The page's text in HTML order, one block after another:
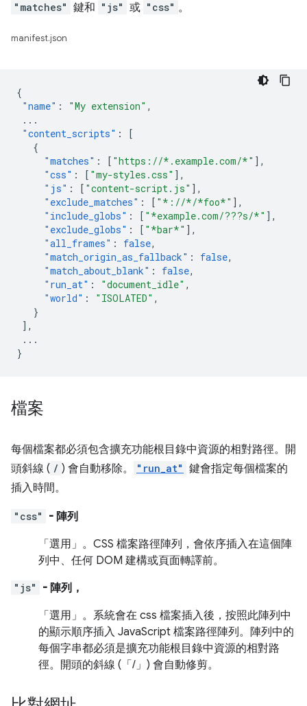
"matches" 鍵和 "js" 或 "css" 。
manifest.json
{
"name" : "My extension" ,
...
"content_scripts" :
[
{
"matches" : [ "https://*.example.com/*" ],
"css" : [ "my-styles.css" ],
"js" : [ "content-script.js" ],
"exclude_matches" : [ "*://*/*foo*" ],
"include_globs" : [ "*example.com/???s/*" ],
"exclude_globs" : [ "*bar*" ],
"all_frames" : false,
"match_origin_as_fallback" : false,
"match_about_blank" : false,
"run_at" : "document_idle" ,
"world" : "ISOLATED" ,
}
],
...
}
檔案
每個檔案都必須包含擴充功能根目錄中資源的相對路徑。開
頭斜線 ( / ) 會自動移除。 "run_at" 鍵會指定每個檔案的
插入時間。
"css"
- 陣列
「選用」 。CSS 檔案路徑陣列，會依序插入在這個陣
列中、任何 DOM 建構或頁面轉譯前。
"js"
- 陣列，
「選用」 。系統會在 css 檔案插入後，按照此陣列中
的顯示順序插入 JavaScript 檔案路徑陣列。陣列中的
每個字串都必須是擴充功能根目錄中資源的相對路
徑。開頭的斜線 (「/」) 會自動修剪。